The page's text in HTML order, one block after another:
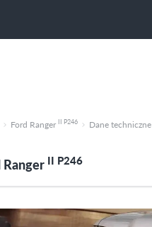
Ford Ranger II P246 Dane techniczne
Ranger II P246